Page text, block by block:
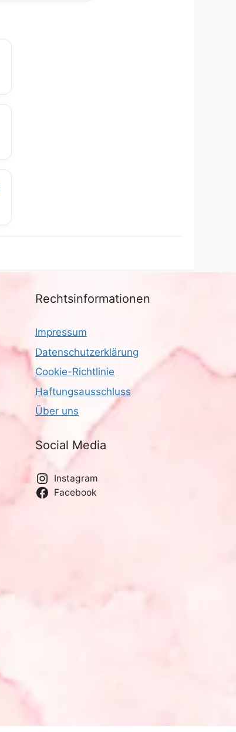
Rechtsinformationen
Impressum
Datenschutzerklärung
Cookie-Richtlinie
Haftungsausschluss
Über uns
Social Media
Instagram
Facebook